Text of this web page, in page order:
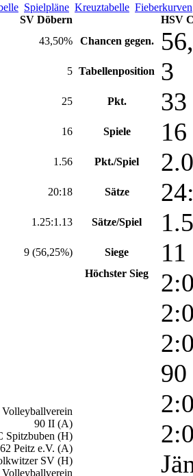
Spielpläne Kreuztabelle Fieberkurven
SV Döbern
HSV
43,50%
Chancen gegen.
5 Tabellenposition 3
25 Pkt. 33
16 Spiele 16
1.56 Pkt./Spiel
20:18 Sätze
1.25:1.13 Sätze/Spiel
9 (56,25%) Siege
90 II (A)
Spitzbuben (H)
Peitz e.V. (A)
SV (H)
Höchster Sieg